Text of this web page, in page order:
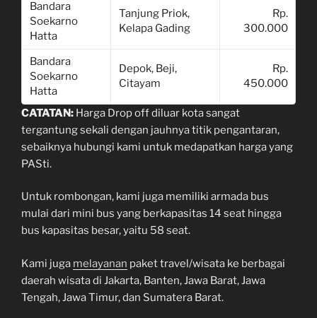
Bandara
Soekarno
Hatta
Tanjung Priok,
Kelapa Gading
Rp.
300.000
Bandara
Soekarno
Hatta
Depok, Beji,
Citayam
Rp.
450.000
CATATAN: Harga Drop off diluar kota sangat
tergantung sekali dengan jauhnya titik pengantaran,
sebaiknya hubungi kami untuk medapatkan harga yang
PASti.
Untuk rombongan, kami juga memiliki armada bus
mulai dari mini bus yang berkapasitas 14 seat hingga
bus kapasitas besar, yaitu 58 seat.
Kami juga melayanan paket travel/wisata ke berbagai
daerah wisata di Jakarta, Banten, Jawa Barat, Jawa
Tengah, Jawa Timur, dan Sumatera Barat.